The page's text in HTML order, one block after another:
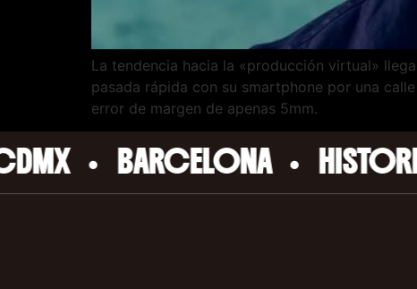
La tendencia hacia la «producción virtual»
pasada rápida con su smartphone por una
error de margen de apenas 5mm.
• BARCELONA • HISTORIAS